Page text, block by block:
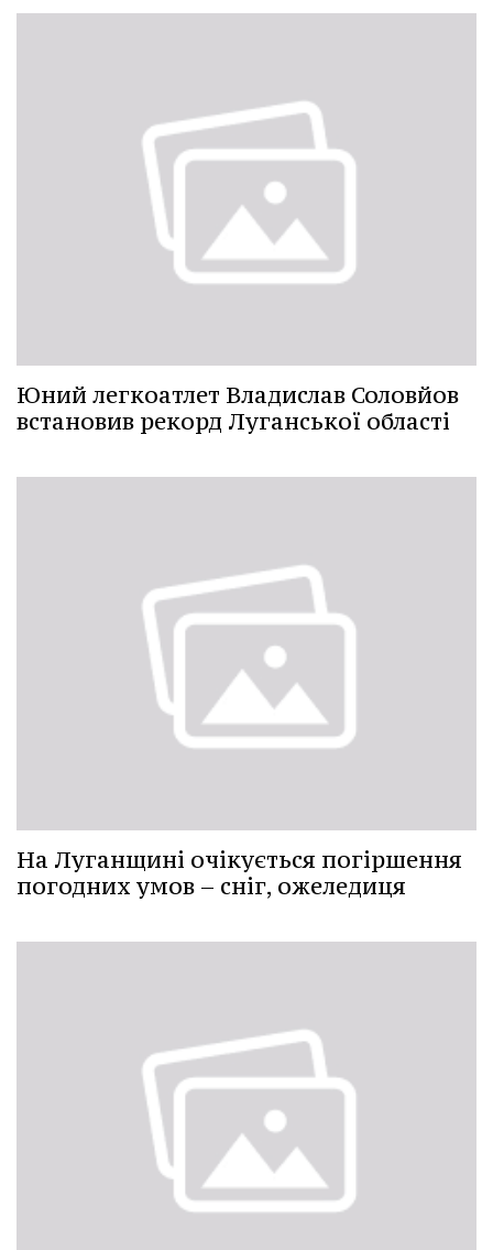
Юний легкоатлет Владислав Соловйов
встановив рекорд Луганської області
На Луганщині очікується погіршення
погодних умов – сніг, ожеледиця